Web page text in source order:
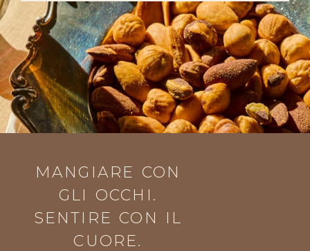
MANGIARE CON
GLI OCCHI.
SENTIRE CON IL
CUORE.